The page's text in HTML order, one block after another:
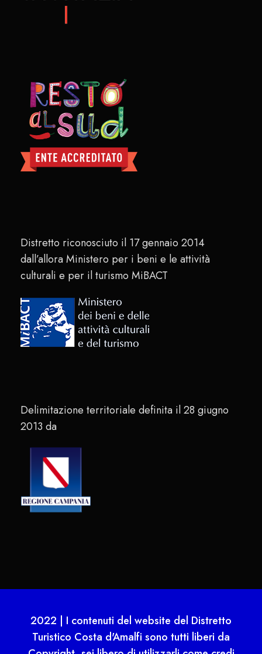
Distretto riconosciuto il 17 gennaio 2014
dall’allora Ministero per i beni e le attività
culturali e per il turismo MiBACT
Delimitazione territoriale definita il 28 giugno
2013 da
2022 | I contenuti del website del Distretto
Turistico Costa d'Amalfi sono tutti liberi da